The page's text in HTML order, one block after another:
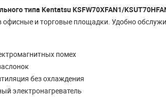
Ждем Вас
Конвектор -
электрический
выбрать хороший и недорогой В
нашем городе Красноярске ...
типа Kentatsu KSFW70XFAN1/
офисные и торговые площадки. Удобно
помех
без охлаждения
электронагреватель